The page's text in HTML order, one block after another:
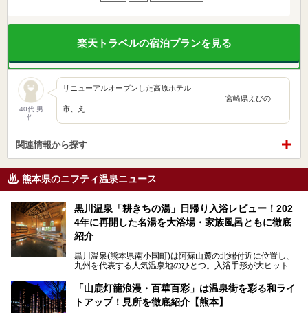
楽天トラベルの宿泊プランを見る
40代 男
性
リニューアルオープンした高原ホテル
宮崎県えびの
市、え…
関連情報から探す
熊本県のニフティ温泉ニュース
黒川温泉「耕きちの湯」日帰り入浴レビュー！202
4年に再開した名湯を大浴場・家族風呂ともに徹底
紹介
黒川温泉(熊本県南小国町)は阿蘇山麓の北端付近に位置し、
九州を代表する人気温泉地のひとつ。入浴手形が大ヒット
す。
中でも「耕きち(こうきち)の湯」は露天風呂を持たないもの
「山鹿灯籠浪漫・百華百彩」は温泉街を彩る和ライ
トアップ！見所を徹底紹介【熊本】